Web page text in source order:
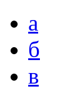
а
б
в